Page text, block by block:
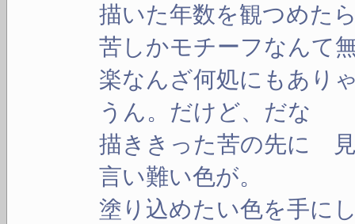
描いた年数を観つめた
苦しかモチーフなんて
楽なんざ何処にもあり
うん。だけど、だな
描ききった苦の先に 見
言い難い色が。
塗り込めたい色を手に